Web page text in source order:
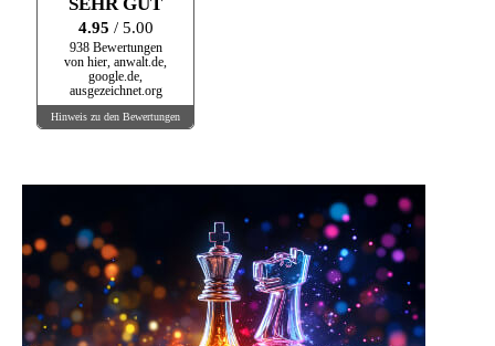
4.95 / 5.00
938 Bewertungen
von hier, anwalt.de,
google.de,
ausgezeichnet.org
Hinweis zu den Bewertungen